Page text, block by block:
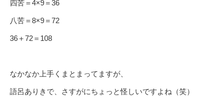
四苦＝4×9＝36
八苦＝8×9＝72
36＋72＝108
なかなか上手くまとまってますが、
語呂ありきで、さすがにちょっと怪しいですよね（笑）